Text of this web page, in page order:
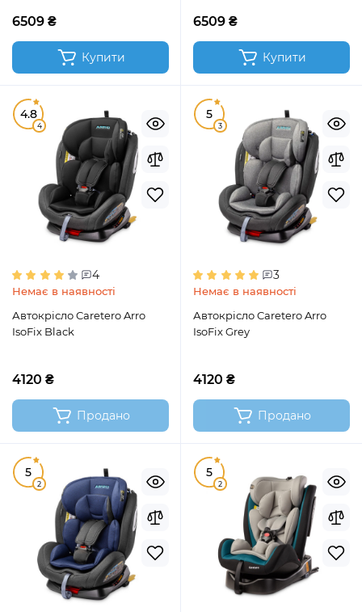
6509 ₴
Купити
6509 ₴
Купити
4.8
4
4
Немає в наявності
Автокрісло Caretero Arro
IsoFix Black
4120 ₴
Продано
5
3
3
Немає в наявності
Автокрісло Caretero Arro
IsoFix Grey
4120 ₴
Продано
5
2
5
2